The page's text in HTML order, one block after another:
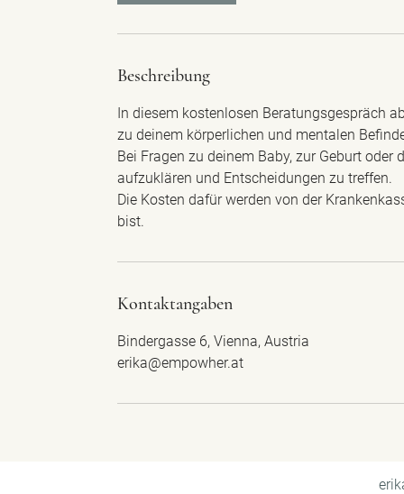
Beschreibung
In diesem kostenlosen Beratungsgespräch
zu deinem körperlichen und mentalen
Bei Fragen zu deinem Baby, zur Geburt
aufzuklären und Entscheidungen zu treffen.
Die Kosten dafür werden von der
bist.
Kontaktangaben
Bindergasse 6, Vienna, Austria
erika@empowher.at